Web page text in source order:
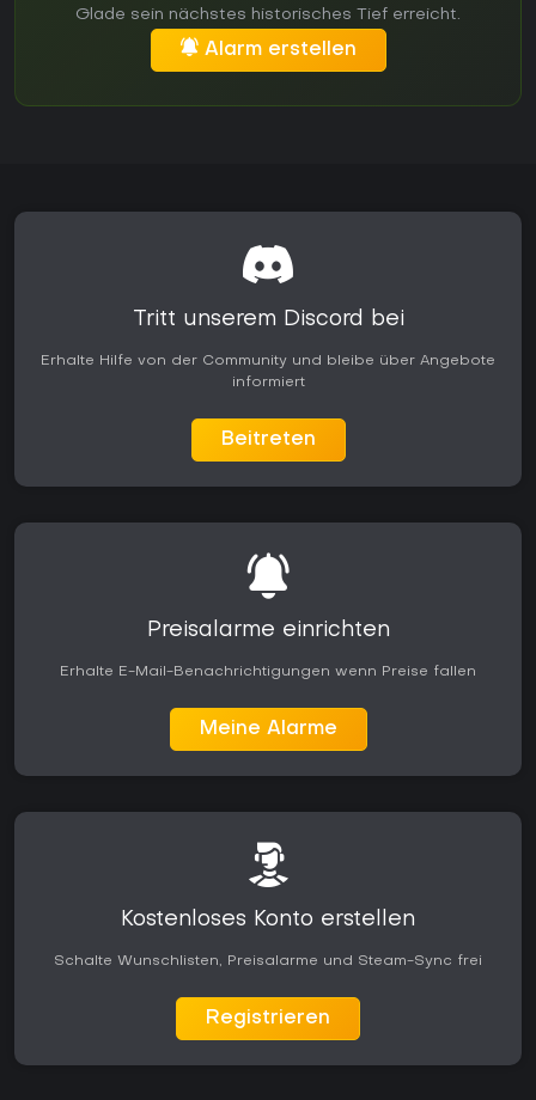
Glade sein nächstes historisches Tief erreicht.
Alarm erstellen
Tritt unserem Discord bei
Erhalte Hilfe von der Community und bleibe über Angebote
informiert
Beitreten
Preisalarme einrichten
Erhalte E-Mail-Benachrichtigungen wenn Preise fallen
Meine Alarme
Kostenloses Konto erstellen
Schalte Wunschlisten, Preisalarme und Steam-Sync frei
Registrieren